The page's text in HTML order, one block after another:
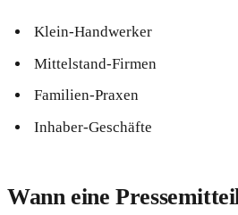
Klein-Handwerker
Mittelstand-Firmen
Familien-Praxen
Inhaber-Geschäfte
Wann eine